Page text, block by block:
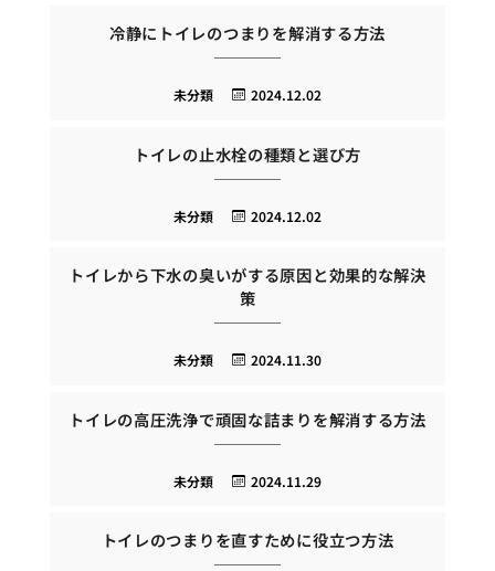
冷静にトイレのつまりを解消する方法
2024.12.02
未分類
トイレの止水栓の種類と選び方
2024.12.02
未分類
トイレから下水の臭いがする原因と効果的な解決
策
2024.11.30
未分類
トイレの高圧洗浄で頑固な詰まりを解消する方法
2024.11.29
未分類
トイレのつまりを直すために役立つ方法